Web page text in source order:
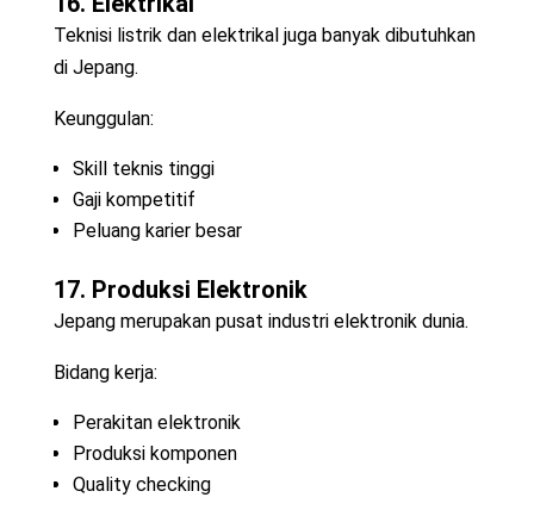
Teknisi listrik dan elektrikal juga banyak dibutuhkan
di Jepang.
Keunggulan:
Skill teknis tinggi
Gaji kompetitif
Peluang karier besar
17. Produksi Elektronik
Jepang merupakan pusat industri elektronik dunia.
Bidang kerja:
Perakitan elektronik
Produksi komponen
Quality checking